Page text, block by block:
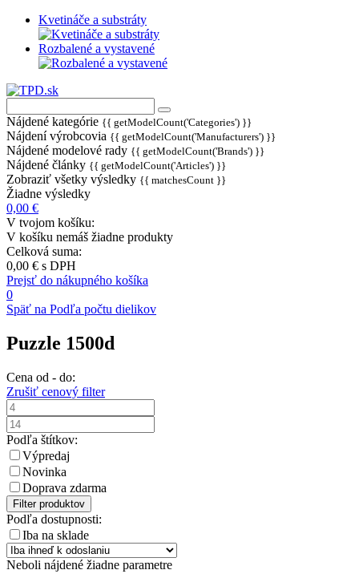
Kvetináče a substráty
Rozbalené a vystavené
Nájdené kategórie {{ getModelCount('Categories') }}
Nájdení výrobcovia {{ getModelCount('Manufacturers') }}
Nájdené modelové rady {{ getModelCount('Brands') }}
Nájdené články {{ getModelCount('Articles') }}
Zobraziť všetky výsledky {{ matchesCount }}
Žiadne výsledky
0,00 €
V tvojom košíku:
V košíku nemáš žiadne produkty
Celková suma:
0,00 € s DPH
Prejsť do nákupného košíka
0
Späť na Podľa počtu dielikov
Puzzle 1500d
Cena od - do:
Zrušiť cenový filter
Podľa štítkov:
Výpredaj
Novinka
Doprava zdarma
Filter produktov
Podľa dostupnosti:
Iba na sklade
Neboli nájdené žiadne parametre